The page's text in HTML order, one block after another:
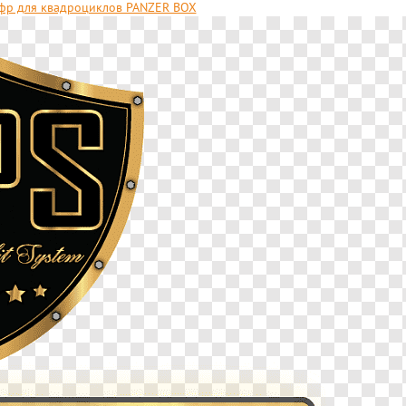
для квадроциклов PANZER BOX